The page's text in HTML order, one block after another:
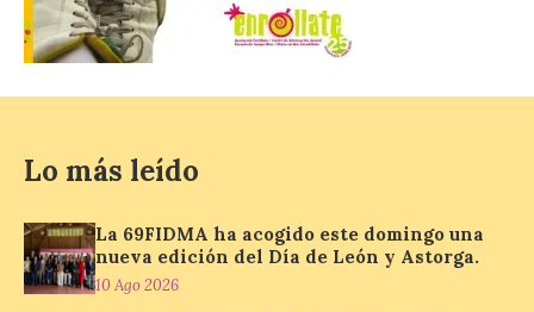
10 Ago 2026
municipios rurales
vinculados al Camino de Santiago y
la hospitalidad monástica mediante una
exposición itinerante de acceso libre. El
[…]
Lo más leído
La 69FIDMA ha acogido este domingo una
nueva edición del Día de León y Astorga.
10 Ago 2026